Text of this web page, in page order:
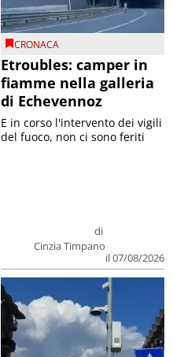
CRONACA
Etroubles: camper in
fiamme nella galleria
di Echevennoz
di
Cinzia Timpano
il 07/08/2026
E in corso l'intervento dei vigili
del fuoco, non ci sono feriti